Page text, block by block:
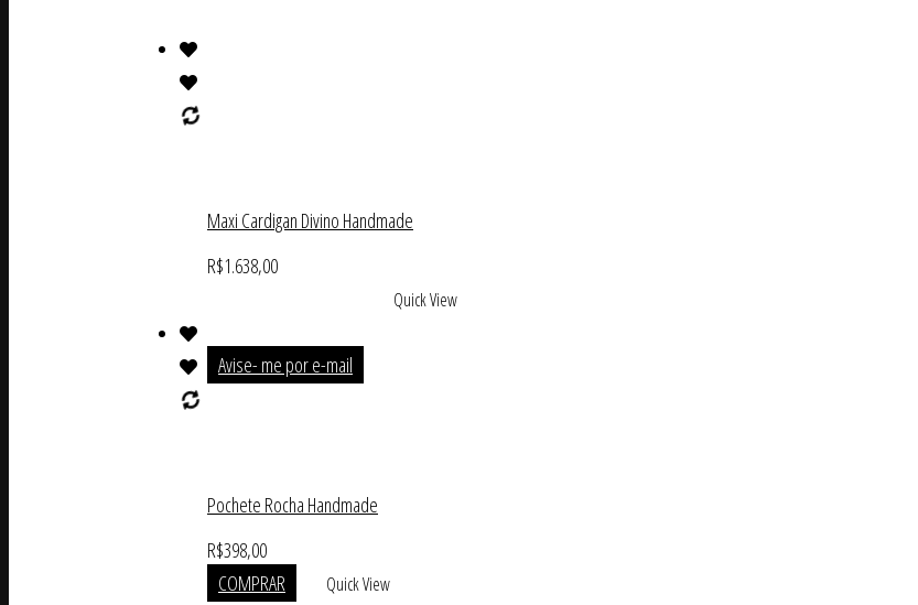
Maxi Cardigan Divino Handmade
R$1.638,00
Avise- me por e-mail
Quick View
Pochete Rocha Handmade
R$398,00
COMPRAR
Quick View